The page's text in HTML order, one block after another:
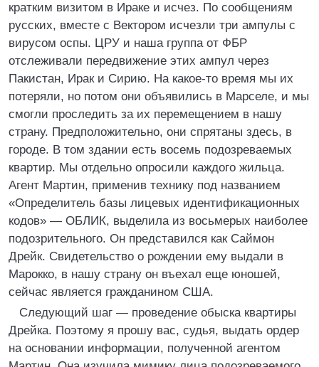
кратким визитом в Ираке и исчез. По сообщениям
русских, вместе с Вектором исчезли три ампулы с
вирусом оспы. ЦРУ и наша группа от ФБР
отслеживали передвижение этих ампул через
Пакистан, Ирак и Сирию. На какое-то время мы их
потеряли, но потом они объявились в Марселе, и мы
смогли проследить за их перемещением в нашу
страну. Предположительно, они спрятаны здесь, в
городе. В том здании есть восемь подозреваемых
квартир. Мы отдельно опросили каждого жильца.
Агент Мартин, применив технику под названием
«Определитель базы лицевых идентификационных
кодов» — ОБЛИК, выделила из восьмерых наиболее
подозрительного. Он представился как Саймон
Дрейк. Свидетельство о рождении ему выдали в
Марокко, в нашу страну он въехал еще юношей,
сейчас является гражданином США.
Следующий шаг — проведение обыска квартиры
Дрейка. Поэтому я прошу вас, судья, выдать ордер
на основании информации, полученной агентом